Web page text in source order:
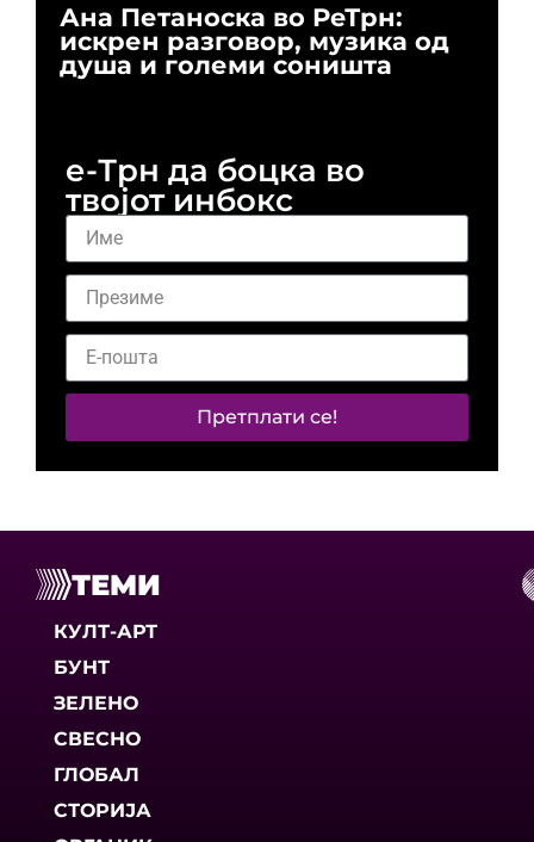
Ана Петаноска во РеТрн:
искрен разговор, музика од
душа и големи соништа
е-Трн да боцка во
твојот инбокс
Претплати се!
ТЕМИ
КУЛТ-АРТ
БУНТ
ЗЕЛЕНО
СВЕСНО
ГЛОБАЛ
СТОРИЈА